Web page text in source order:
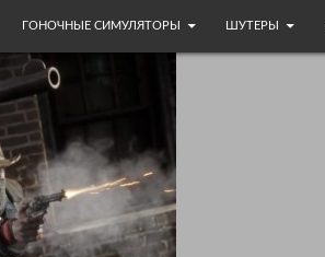
ГОНОЧНЫЕ СИМУЛЯТОРЫ
ШУТЕРЫ